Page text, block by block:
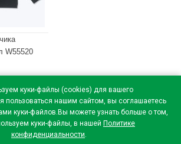
куки-файлы (cookies) для вашего
пользоваться нашим сайтом, вы соглашаетесь
куки-файлов.Вы можете узнать больше о том,
куки-файлы, в нашей Политике
конфиденциальности.
W55520
цвет